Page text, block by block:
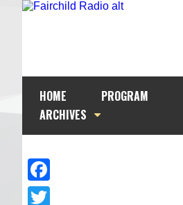
HOME PROGRAM
ARCHIVES
Facebook